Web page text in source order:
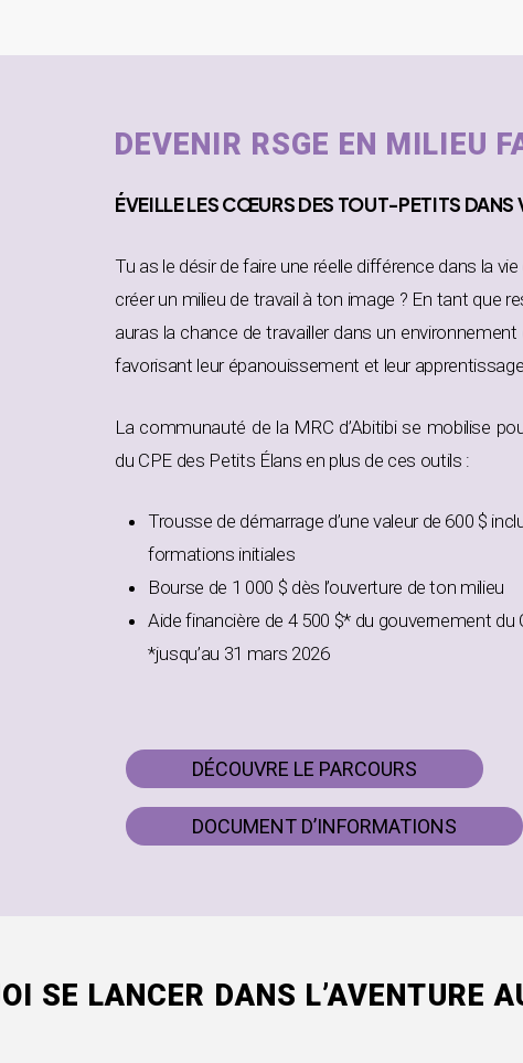
DEVENIR RSGE EN MILIEU
ÉVEILLELES CŒURS DES TOUT-PETITS DANS
Tu as le désir de faire une réelle différence dans la
créer un milieu de travail à ton image ? En tant que
auras la chance de travailler dans un
favorisant leur épanouissement et leur
La communauté de la MRC d’Abitibi se mobilise
du CPE des Petits Élans en plus de ces outils :
Trousse de démarrage d’une valeur de 600 $
formations initiales
Bourse de 1 000 $ dès l’ouverture de ton milieu
Aide financière de 4 500 $* du gouvernement du
*jusqu’au 31 mars 2026
DÉCOUVRE LE PARCOURS
DOCUMENT D’INFORMATIONS
SE LANCER DANS L’AVENTURE